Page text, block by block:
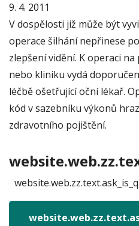
9. 4. 2011
V dospělosti již může být
operace šilhání nepřinese
zlepšení vidění. K operaci
nebo kliniku vydá
léčbě ošetřující oční lékař.
kód v sazebníku výkonů
zdravotního pojištění.